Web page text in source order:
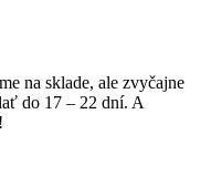
na sklade, ale zvyčajne
do 17 – 22 dní. A